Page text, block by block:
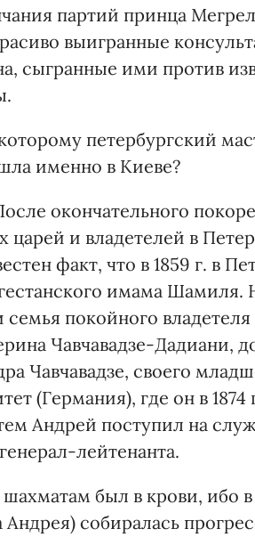
партий принца
выигранные
сыгранные ими против
петербургский
именно в Киеве?
окончательного
и владетелей в
факт, что в 1859 г. в
имама Шамиля.
семья покойного
Чавчавадзе-Дадиани,
Чавчавадзе, своего
(Германия), где он в
Андрей поступил на
лейтенанта.
был в крови, ибо
Андрея) собиралась